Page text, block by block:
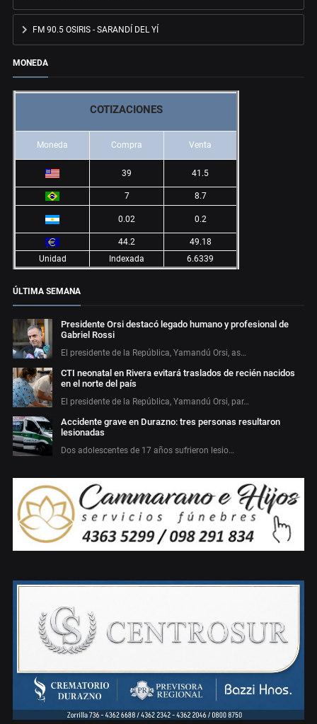
FM 90.5 OSIRIS - SARANDÍ DEL YÍ
MONEDA
COTIZACIONES
Moneda Compra Venta
39 41.5
7 8.7
0.02 0.2
44.2
49.18
Unidad
Indexada 6.6339
ÚLTIMA SEMANA
Presidente Orsi destacó legado humano y profesional de
Gabriel Rossi
El presidente de la República, Yamandú Orsi, as…
CTI neonatal en Rivera evitará traslados de recién nacidos
en el norte del país
El presidente de la República, Yamandú Orsi, par…
Accidente grave en Durazno: tres personas resultaron
lesionadas
Dos adolescentes de 17 años sufrieron lesio…